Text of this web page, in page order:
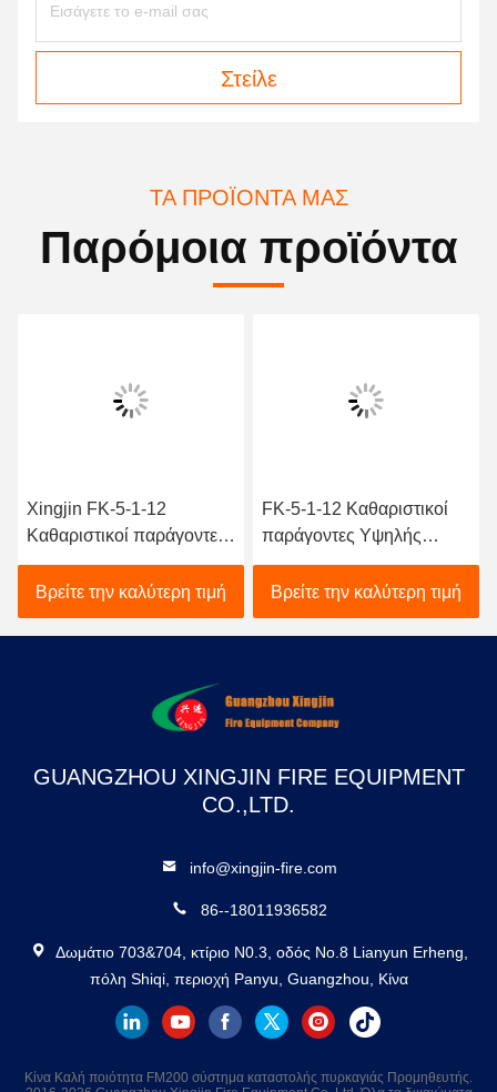
Στείλε
ΤΑ ΠΡΟΪΌΝΤΑ ΜΑΣ
Παρόμοια προϊόντα
Xingjin FK-5-1-12
Καθαριστικοί παράγοντες
απαραίτητοι για την
ασφάλεια πυρκαγιάς σε
βιομηχανικά περιβάλλοντα
Βρείτε την καλύτερη τιμή
FK-5-1-12 Καθαριστικοί
παράγοντες Υψηλής
αποτελεσματικότητας
Καταστολή πυρκαγιάς /
Καταστολή πυρκαγιάς
Ασφάλεια και αξιοπιστία
Βρείτε την καλύτερη τιμή
GUANGZHOU XINGJIN FIRE EQUIPMENT
CO.,LTD.
info@xingjin-fire.com
86--18011936582
Δωμάτιο 703&704, κτίριο N0.3, οδός No.8 Lianyun Erheng,
πόλη Shiqi, περιοχή Panyu, Guangzhou, Κίνα
Κίνα Καλή ποιότητα FM200 σύστημα καταστολής πυρκαγιάς Προμηθευτής.